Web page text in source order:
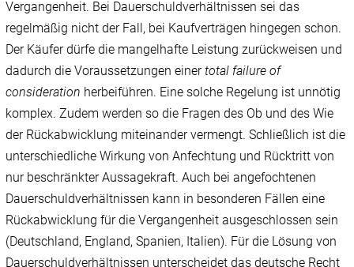
Vergangenheit. Bei Dauerschuldverhältnissen sei das
regelmäßig nicht der Fall, bei Kaufverträgen hingegen schon.
Der Käufer dürfe die mangelhafte Leistung zurückweisen und
dadurch die Voraussetzungen einertotal failure of
consideration herbeiführen. Eine solche Regelung ist unnötig
komplex. Zudem werden so die Fragen des Ob und des Wie
der Rückabwicklung miteinander vermengt. Schließlich ist die
unterschiedliche Wirkung von Anfechtung und Rücktritt von
nur beschränkter Aussagekraft. Auch bei angefochtenen
Dauerschuldverhältnissen kann in besonderen Fällen eine
Rückabwicklung für die Vergangenheit ausgeschlossen sein
(Deutschland, England, Spanien, Italien). Für die Lösung von
Dauerschuldverhältnissen unterscheidet das deutsche Recht